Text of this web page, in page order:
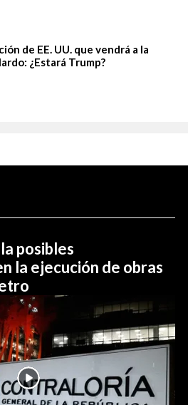
de EE. UU. que vendrá a la
¿Estará Trump?
posibles
la ejecución de obras